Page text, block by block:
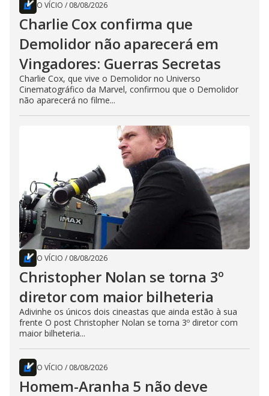
O VÍCIO / 08/08/2026
Charlie Cox confirma que
Demolidor não aparecerá em
Vingadores: Guerras Secretas
Charlie Cox, que vive o Demolidor no Universo
Cinematográfico da Marvel, confirmou que o Demolidor
não aparecerá no filme...
O VÍCIO / 08/08/2026
Christopher Nolan se torna 3º
diretor com maior bilheteria
Adivinhe os únicos dois cineastas que ainda estão à sua
frente O post Christopher Nolan se torna 3º diretor com
maior bilheteria...
O VÍCIO / 08/08/2026
Homem-Aranha 5 não deve